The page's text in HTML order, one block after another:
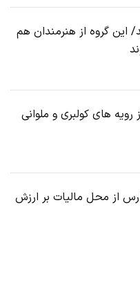
این گروه از هنرمندان هم
های کولبری و ملوانی
فارس از محل مالیات بر ارزش